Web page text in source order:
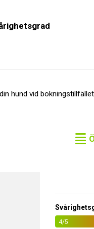
hund vid
4/5